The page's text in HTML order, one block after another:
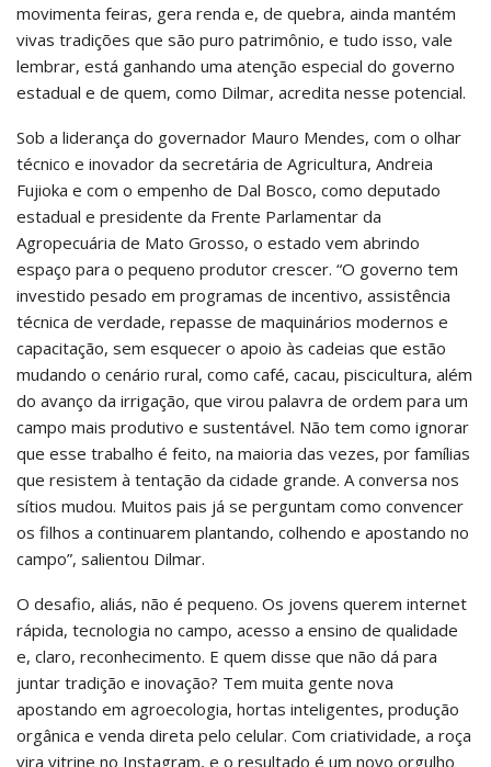
movimenta feiras, gera renda e, de quebra, ainda mantém
vivas tradições que são puro patrimônio, e tudo isso, vale
lembrar, está ganhando uma atenção especial do governo
estadual e de quem, como Dilmar, acredita nesse potencial.
Sob a liderança do governador Mauro Mendes, com o olhar
técnico e inovador da secretária de Agricultura, Andreia
Fujioka e com o empenho de Dal Bosco, como deputado
estadual e presidente da Frente Parlamentar da
Agropecuária de Mato Grosso, o estado vem abrindo
espaço para o pequeno produtor crescer. “O governo tem
investido pesado em programas de incentivo, assistência
técnica de verdade, repasse de maquinários modernos e
capacitação, sem esquecer o apoio às cadeias que estão
mudando o cenário rural, como café, cacau, piscicultura, além
do avanço da irrigação, que virou palavra de ordem para um
campo mais produtivo e sustentável. Não tem como ignorar
que esse trabalho é feito, na maioria das vezes, por famílias
que resistem à tentação da cidade grande. A conversa nos
sítios mudou. Muitos pais já se perguntam como convencer
os filhos a continuarem plantando, colhendo e apostando no
campo”, salientou Dilmar.
O desafio, aliás, não é pequeno. Os jovens querem internet
rápida, tecnologia no campo, acesso a ensino de qualidade
e, claro, reconhecimento. E quem disse que não dá para
juntar tradição e inovação? Tem muita gente nova
apostando em agroecologia, hortas inteligentes, produção
orgânica e venda direta pelo celular. Com criatividade, a roça
vira vitrine no Instagram, e o resultado é um novo orgulho